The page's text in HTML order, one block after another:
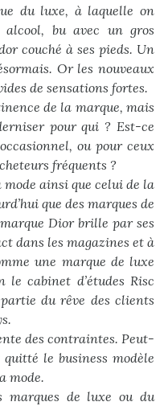
du luxe, à laquelle on
alcool, bu avec un gros
couché à ses pieds. Un
Or les nouveaux
de sensations fortes.
de la marque, mais
pour qui ? Est-ce
ou pour ceux
fréquents ?
ainsi que celui de la
que des marques de
Dior brille par ses
dans les magazines et à
une marque de luxe
cabinet d’études Risc
du rêve des clients
des contraintes. Peut-
le business modèle
mode.
marques de luxe ou du